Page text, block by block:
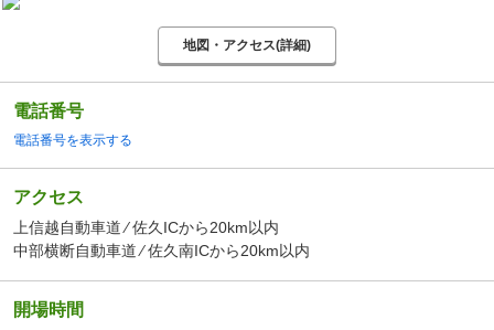
地図・アクセス(詳細)
電話番号
電話番号を表示する
アクセス
上信越自動車道 ⁄ 佐久ICから20km以内
中部横断自動車道 ⁄ 佐久南ICから20km以内
開場時間